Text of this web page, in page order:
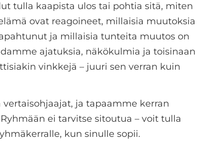
tulla kaapista ulos tai pohtia sitä, miten
ovat reagoineet, millaisia muutoksia
ja millaisia tunteita muutos on
ajatuksia, näkökulmia ja toisinaan
vinkkejä – juuri sen verran kuin
vertaisohjaajat, ja tapaamme kerran
ei tarvitse sitoutua – voit tulla
kun sinulle sopii.